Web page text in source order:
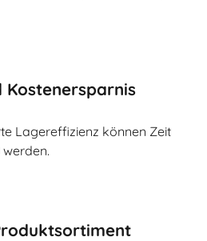
Kostenersparnis
Lagereffizienz können Zeit